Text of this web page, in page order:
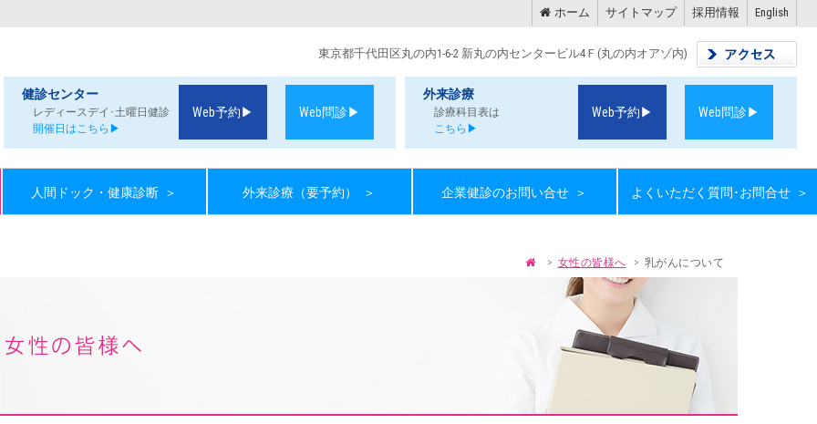
ホーム サイトマップ 採用情報 English
東京都千代田区丸の内1-6-2 新丸の内センタービル4Ｆ(丸の内オアゾ内)
健診センター
レディースデイ･土曜日健診
開催日はこちら▶
Web予約▶ Web問診▶
外来診療
診療科目表は
こちら▶
Web予約▶ Web問診▶
人間ドック・健康診断 ＞ 外来診療（要予約） ＞ 企業健診のお問い合せ ＞ よくいただく質問･お問合せ ＞
女性の皆様へ 乳がんについて